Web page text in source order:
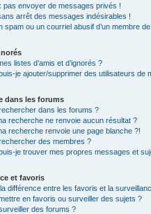
pas envoyer de messages privés !
arrêt des messages indésirables !
spam ou un courriel abusif d’un membre
listes d’amis et d’ignorés ?
je ajouter/supprimer des utilisateurs de
dans les forums
dans les forums ?
recherche ne renvoie aucun résultat ?
recherche renvoie une page blanche ?!
des membres ?
je trouver mes propres messages et
et favoris
différence entre les favoris et la
en favoris ou surveiller des sujets ?
des forums ?